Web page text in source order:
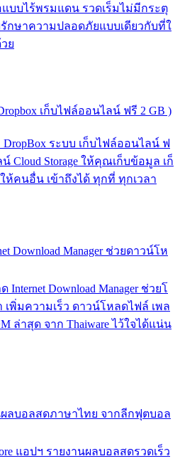
บบไร้พรมแดน รวดเร็มไม่มีกระตุ
กษาความปลอดภัยแบบเดียวกับที่ใ
ย
เก็บไฟล์ออนไลน์ ฟรี 2 GB )
ระบบ เก็บไฟล์ออนไลน์ ฟ
Cloud Storage ให้คุณเก็บข้อมูล เก็
ห้คนอื่น เข้าถึงได้ ทุกที่ ทุกเวลา
Download Manager ช่วยดาวน์โห
Download Manager ช่วยโ
เพิ่มความเร็ว ดาวน์โหลดไฟล์ เพล
ล่าสุด จาก Thaiware ไว้ใจได้แน่น
ผลบอลสดภาษาไทย จากลีกฟุตบอล
แอปฯ รายงานผลบอลสดรวดเร็ว